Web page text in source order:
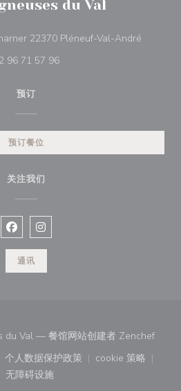
du Val
22370 Pléneuf-Val-André((在新窗
96 71 57 96
预订
预订餐位
关注我们
Facebook ((在新窗口中打开))
Instagram ((在新窗口中打开))
通讯
du Val — 餐馆网站创建者 Zenchef((在
窗口中打开))
个人数据保护政策
((在新窗口中打开))
cookie 策略
((在新窗口
无障碍设施
((在新窗口中打开))